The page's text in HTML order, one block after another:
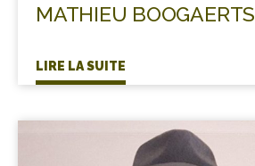
MATHIEU BOOGAERTS
LIRE LA SUITE